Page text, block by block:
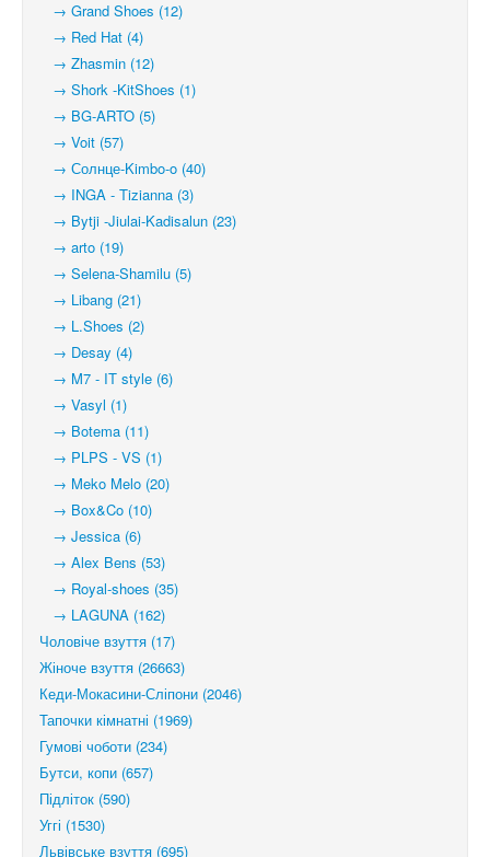
→ Grand Shoes (12)
→ Red Hat (4)
→ Zhasmin (12)
→ Shork -KitShoes (1)
→ BG-ARTO (5)
→ Voit (57)
→ Солнце-Kimbo-o (40)
→ INGA - Tizianna (3)
→ Bytji -Jiulai-Kadisalun (23)
→ arto (19)
→ Selena-Shamilu (5)
→ Libang (21)
→ L.Shoes (2)
→ Desay (4)
→ M7 - IT style (6)
→ Vasyl (1)
→ Botema (11)
→ PLPS - VS (1)
→ Meko Melo (20)
→ Box&Co (10)
→ Jessica (6)
→ Alex Bens (53)
→ Royal-shoes (35)
→ LAGUNA (162)
Чоловіче взуття (17)
Жіноче взуття (26663)
Кеди-Мокасини-Сліпони (2046)
Тапочки кімнатні (1969)
Гумові чоботи (234)
Бутси, копи (657)
Підліток (590)
Уггі (1530)
Львівське взуття (695)